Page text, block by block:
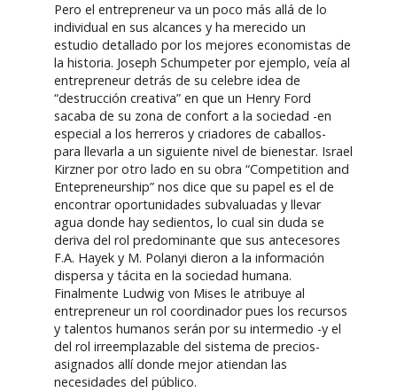
Pero el entrepreneur va un poco más allá de lo
individual en sus alcances y ha merecido un
estudio detallado por los mejores economistas de
la historia. Joseph Schumpeter por ejemplo, veía al
entrepreneur detrás de su celebre idea de
“destrucción creativa” en que un Henry Ford
sacaba de su zona de confort a la sociedad -en
especial a los herreros y criadores de caballos-
para llevarla a un siguiente nivel de bienestar. Israel
Kirzner por otro lado en su obra “Competition and
Entepreneurship” nos dice que su papel es el de
encontrar oportunidades subvaluadas y llevar
agua donde hay sedientos, lo cual sin duda se
deriva del rol predominante que sus antecesores
F.A. Hayek y M. Polanyi dieron a la información
dispersa y tácita en la sociedad humana.
Finalmente Ludwig von Mises le atribuye al
entrepreneur un rol coordinador pues los recursos
y talentos humanos serán por su intermedio -y el
del rol irreemplazable del sistema de precios-
asignados allí donde mejor atiendan las
necesidades del público.